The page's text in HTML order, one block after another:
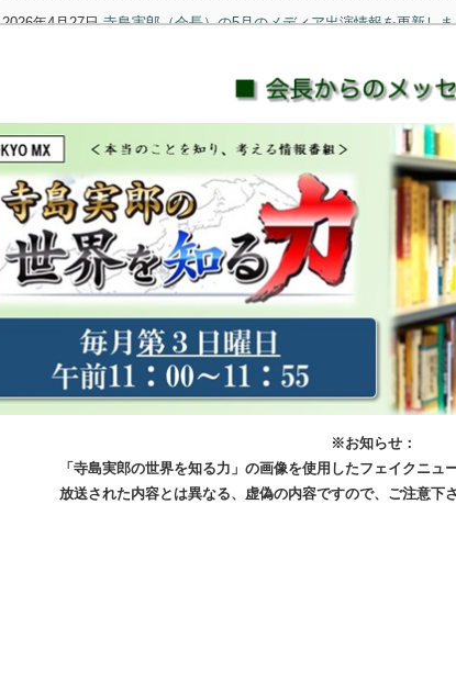
2026年4月27日 寺島実郎（会長）の5月のメディア出演情報を更新し
寺島実郎（会長）の4月のメディア出演情報を更新しま
※お知らせ：
「寺島実郎の世界を知る力」の画像を使用したフェイクニュ
放送された内容とは異なる、虚偽の内容ですので、ご注意